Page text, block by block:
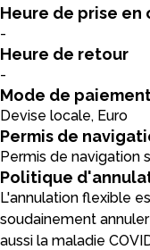
Heure de prise en
-
Heure de retour
-
Mode de
Devise locale, Euro
Permis de
Permis de navigation
Politique
L'annulation flexible
soudainement
aussi la maladie